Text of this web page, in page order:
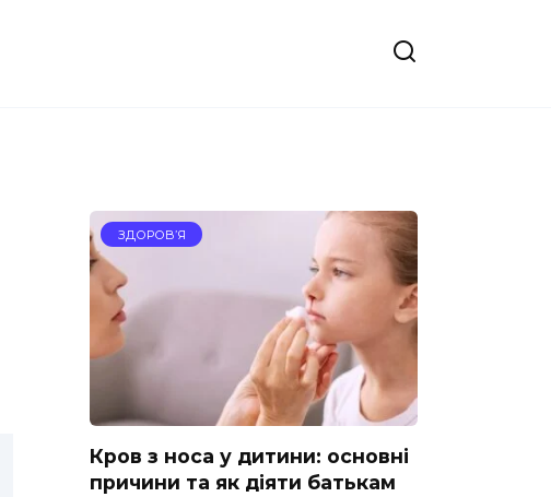
ЗДОРОВ’Я
Кров з носа у дитини: основні
причини та як діяти батькам